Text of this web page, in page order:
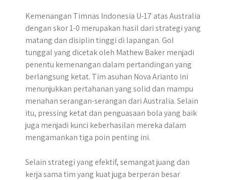
Kemenangan Timnas Indonesia U-17 atas Australia
dengan skor 1-0 merupakan hasil dari strategi yang
matang dan disiplin tinggi di lapangan. Gol
tunggal yang dicetak oleh Mathew Baker menjadi
penentu kemenangan dalam pertandingan yang
berlangsung ketat. Tim asuhan Nova Arianto ini
menunjukkan pertahanan yang solid dan mampu
menahan serangan-serangan dari Australia. Selain
itu, pressing ketat dan penguasaan bola yang baik
juga menjadi kunci keberhasilan mereka dalam
mengamankan tiga poin penting ini.
Selain strategi yang efektif, semangat juang dan
kerja sama tim yang kuat juga berperan besar